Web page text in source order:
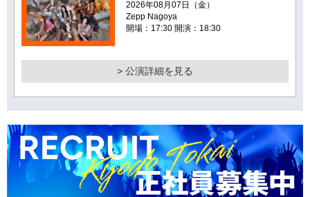
2026年08月07日（金）
Zepp Nagoya
開場：17:30 開演：18:30
> 公演詳細を見る